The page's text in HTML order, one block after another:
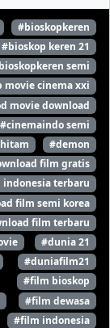
#bioskopkeren
#bioskop keren 21
semi
movie cinema xxi
movie download
#cinemaindo semi
#demon
film gratis
terbaru
film semi korea
film terbaru
#dunia 21
#duniafilm21
#film bioskop
#film dewasa
#film indonesia